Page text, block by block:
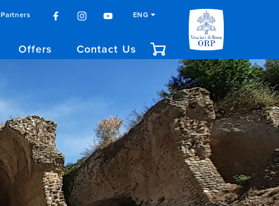
Partners ENG
Offers Contact Us